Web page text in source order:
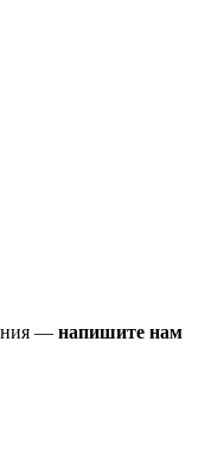
— напишите нам